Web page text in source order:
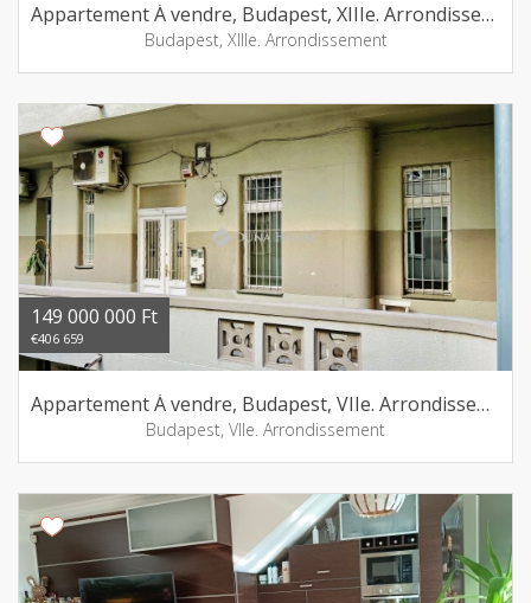
Appartement Á vendre, Budapest, XIIIe. Arrondissement
Budapest, XIIIe. Arrondissement
149 000 000 Ft
€406 659
Appartement Á vendre, Budapest, VIIe. Arrondissement
Budapest, VIIe. Arrondissement